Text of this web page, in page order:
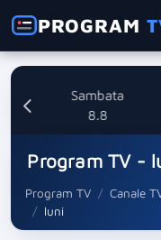
PROGRAM
Sambata
8.8
Program TV -
Program TV Canale
luni